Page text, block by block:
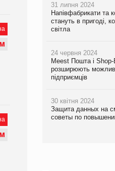
М
М
31 липня 2024
Напівфабрикати та
стануть в пригоді,
світла
24 червня 2024
Meest Пошта і
розширюють
підприємців
30 квітня 2024
Защита данных на
советы по